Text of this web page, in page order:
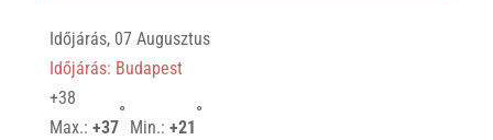
Időjárás, 07 Augusztus
Időjárás: Budapest
+38
Max.: +37
°
Min.: +21
°